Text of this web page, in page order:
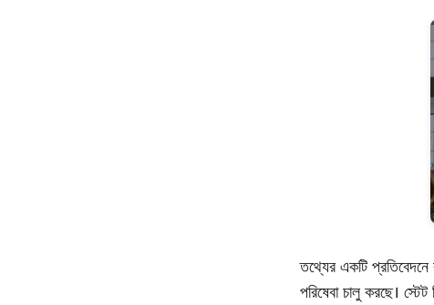
তথ্যের একটি প্রতিবেদনে
পরিষেবা চালু করছে।